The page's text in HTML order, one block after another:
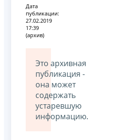
Дата
публикации:
27.02.2019
17:39
(архив)
Это архивная
публикация -
она может
содержать
устаревшую
информацию.